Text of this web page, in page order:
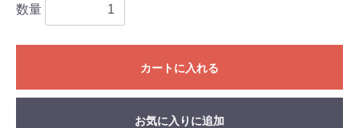
数量
カートに入れる
お気に入りに追加